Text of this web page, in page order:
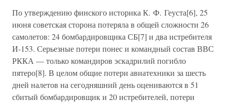
По утверждению финского историка К. Ф. Геуста[6], 25
июня советская сторона потеряла в общей сложности 26
самолетов: 24 бомбардировщика СБ[7] и два истребителя
И-153. Серьезные потери понес и командный состав ВВС
РККА — только командиров эскадрилий погибло
пятеро[8]. В целом общие потери авиатехники за шесть
дней налетов на сегодняшний день оцениваются в 51
сбитый бомбардировщик и 20 истребителей, потери